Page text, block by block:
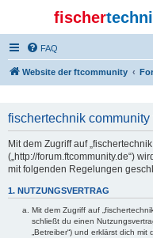
fischer
FAQ
Website der ftcommunity
fischertechnik
Mit dem Zugriff auf
(„http://forum.ftcommunity.de“)
mit folgenden Regelungen
1. NUTZUNGSVERTRAG
Mit dem Zugriff auf
schließt du einen
„Betreiber“) und erklärst dich